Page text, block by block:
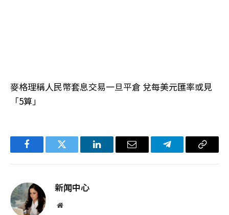
麥格理稱人民幣套息交易一旦平倉 兌每美元匯率或見
「5算」
FacebookTwitter LinkedIn电
Telegram复
新闻中心
网